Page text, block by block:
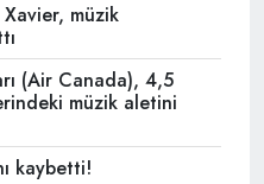
müzik
(Air Canada), 4,5
müzik aletini
kaybetti!